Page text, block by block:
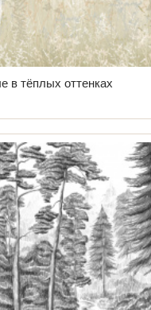
в тёплых оттенках